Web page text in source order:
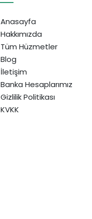
Anasayfa
Hakkımızda
Tüm Hüzmetler
Blog
İletişim
Banka Hesaplarımız
Gizlilik Politikası
KVKK